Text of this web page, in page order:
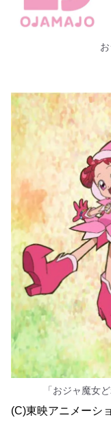
「おジャ魔女
(C)東映アニメーシ